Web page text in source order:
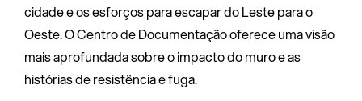
cidade e os esforços para escapar do Leste para o
Oeste. O Centro de Documentação oferece uma visão
mais aprofundada sobre o impacto do muro e as
histórias de resistência e fuga.